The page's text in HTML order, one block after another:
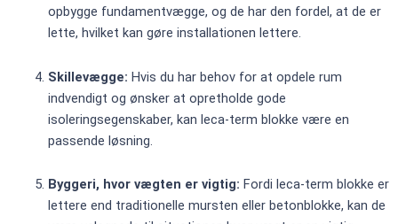
opbygge fundamentvægge, og de har den fordel, at de er
lette, hvilket kan gøre installationen lettere.
Skillevægge: Hvis du har behov for at opdele rum
indvendigt og ønsker at opretholde gode
isoleringsegenskaber, kan leca-term blokke være en
passende løsning.
Byggeri, hvor vægten er vigtig: Fordi leca-term blokke er
lettere end traditionelle mursten eller betonblokke, kan de